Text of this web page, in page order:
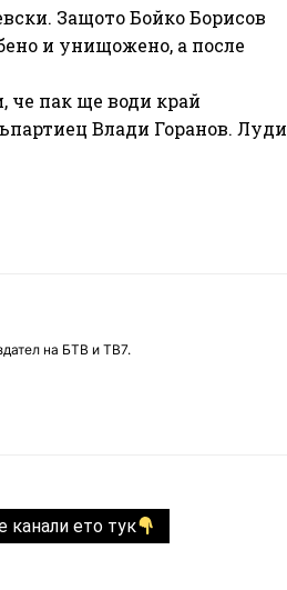
Защото Бойко Борисов
и унищожено, а после
че пак ще води край
Влади Горанов. Луди
на БТВ и ТВ7.
канали ето тук